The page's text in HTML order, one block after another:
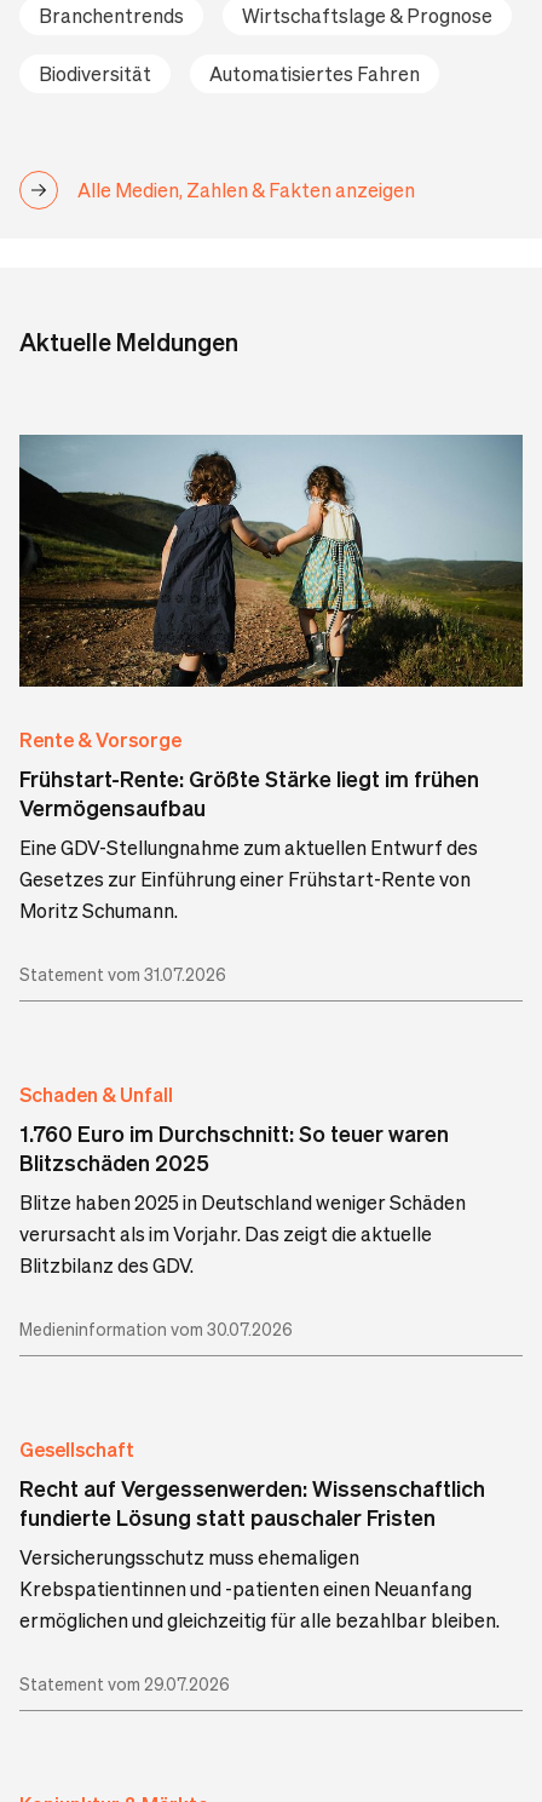
Branchentrends Wirtschaftslage & Prognose
Biodiversität Automatisiertes Fahren
Alle Medien, Zahlen & Fakten anzeigen
Aktuelle Meldungen
Rente & Vorsorge
Frühstart-Rente: Größte Stärke liegt im frühen
Vermögensaufbau
Eine GDV-Stellungnahme zum aktuellen Entwurf des
Gesetzes zur Einführung einer Frühstart-Rente von
Moritz Schumann.
Statement vom 31.07.2026
Schaden & Unfall
1.760 Euro im Durchschnitt: So teuer waren
Blitzschäden 2025
Blitze haben 2025 in Deutschland weniger Schäden
verursacht als im Vorjahr. Das zeigt die aktuelle
Blitzbilanz des GDV.
Medieninformation vom 30.07.2026
Gesellschaft
Recht auf Vergessenwerden: Wissenschaftlich
fundierte Lösung statt pauschaler Fristen
Versicherungsschutz muss ehemaligen
Krebspatientinnen und -patienten einen Neuanfang
ermöglichen und gleichzeitig für alle bezahlbar bleiben.
Statement vom 29.07.2026